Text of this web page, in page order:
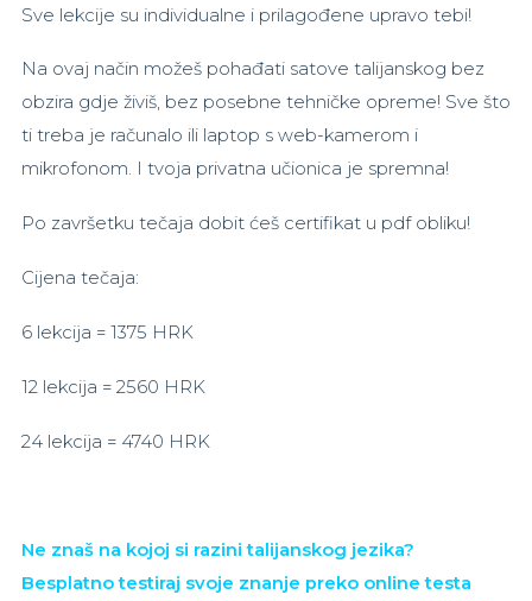
Sve lekcije su individualne i prilagođene upravo tebi!
Na ovaj način možeš pohađati satove talijanskog bez
obzira gdje živiš, bez posebne tehničke opreme! Sve što
ti treba je računalo ili laptop s web-kamerom i
mikrofonom. I tvoja privatna učionica je spremna!
Po završetku tečaja dobit ćeš certifikat u pdf obliku!
Cijena tečaja:
6 lekcija = 1375 HRK
12 lekcija = 2560 HRK
24 lekcija = 4740 HRK
Ne znaš na kojoj si razini talijanskog jezika?
Besplatno testiraj svoje znanje preko online testa